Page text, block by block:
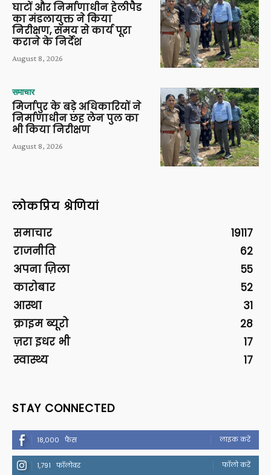
घाटों और निर्माणाधीन हेलीपैड
का मंडलायुक्त ने किया
निरीक्षण, समय से कार्य पूरा
कराने के निर्देश
August 8, 2026
समाचार
मिर्जापुर के बड़े अधिकारियों ने
निर्माणाधीन छह लेन पुल का
भी किया निरीक्षण
August 8, 2026
लोकप्रिय श्रेणियां
समाचार
19117
राजनीति
62
अपना ज़िला
55
कारोबार
52
आस्था
31
क्राइम ब्यूरो
28
ज़रा इधर भी
17
स्वास्थ्य
17
STAY CONNECTED
18,000 फैंस लाइक करें
1,791 फॉलोवर फॉलो करें